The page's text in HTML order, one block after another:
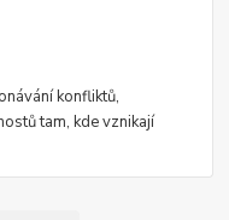
konfliktů,
tam, kde vznikají